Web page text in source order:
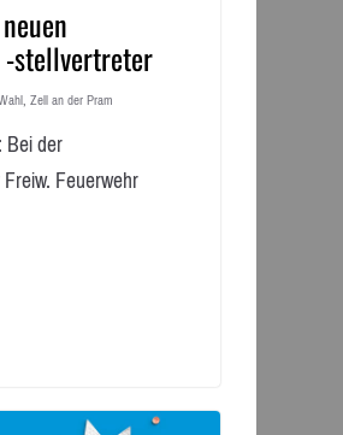
-stellvertreter
, Zell an der Pram
der
Feuerwehr